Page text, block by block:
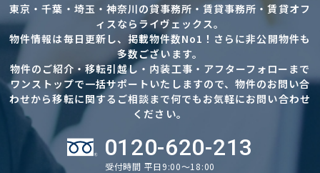
東京・千葉・埼玉・神奈川の貸事務所・賃貸事務所・賃貸オフ
ィスならライヴェックス。
物件情報は毎日更新し、掲載物件数No1！さらに非公開物件も
多数ございます。
物件のご紹介・移転引越し・内装工事・アフターフォローまで
ワンストップで一括サポートいたしますので、物件のお問い合
わせから移転に関するご相談まで何でもお気軽にお問い合わせ
ください。
0120-620-213
受付時間 平日9:00～18:00